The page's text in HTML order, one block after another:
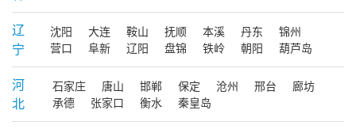
辽
宁
沈阳 大连 鞍山 抚顺 本溪 丹东
锦州
营口
阜新 辽阳 盘锦 铁岭 朝阳 葫芦岛
河
北
石家庄 唐山 邯郸 保定 沧州 邢台
廊坊
承德
张家口 衡水 秦皇岛